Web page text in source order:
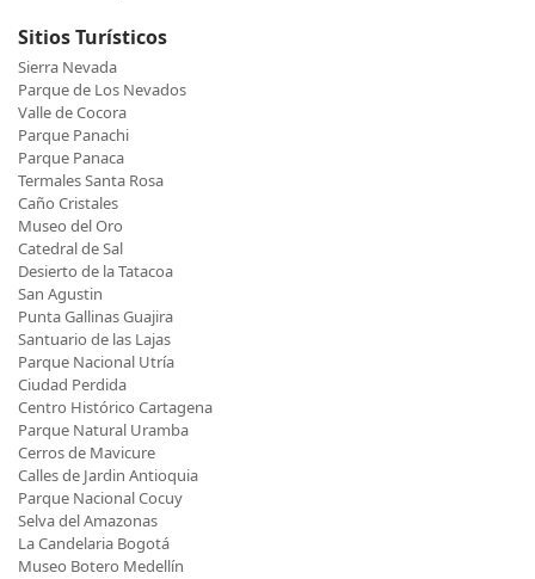
Sitios Turísticos
Sierra Nevada
Parque de Los Nevados
Valle de Cocora
Parque Panachi
Parque Panaca
Termales Santa Rosa
Caño Cristales
Museo del Oro
Catedral de Sal
Desierto de la Tatacoa
San Agustin
Punta Gallinas Guajira
Santuario de las Lajas
Parque Nacional Utría
Ciudad Perdida
Centro Histórico Cartagena
Parque Natural Uramba
Cerros de Mavicure
Calles de Jardin Antioquia
Parque Nacional Cocuy
Selva del Amazonas
La Candelaria Bogotá
Museo Botero Medellín